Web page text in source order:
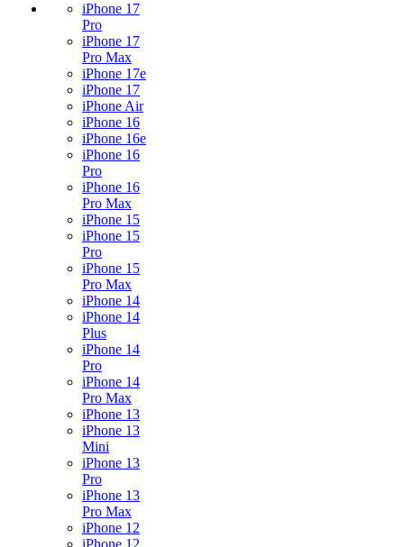
iPhone 17
Pro
iPhone 17
Pro Max
iPhone 17e
iPhone 17
iPhone Air
iPhone 16
iPhone 16e
iPhone 16
Pro
iPhone 16
Pro Max
iPhone 15
iPhone 15
Pro
iPhone 15
Pro Max
iPhone 14
iPhone 14
Plus
iPhone 14
Pro
iPhone 14
Pro Max
iPhone 13
iPhone 13
Mini
iPhone 13
Pro
iPhone 13
Pro Max
iPhone 12
iPhone 12